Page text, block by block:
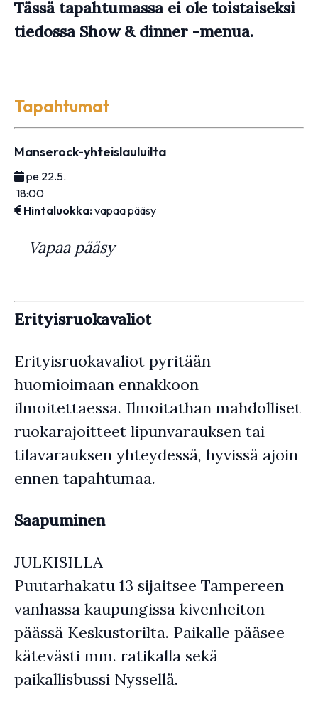
Tässä tapahtumassa ei ole toistaiseksi
tiedossa Show & dinner -menua.
Tapahtumat
Manserock-yhteislauluilta
pe 22.5.
18:00
Hintaluokka:vapaa pääsy
Vapaa pääsy
Erityisruokavaliot
Erityisruokavaliot pyritään
huomioimaan ennakkoon
ilmoitettaessa. Ilmoitathan mahdolliset
ruokarajoitteet lipunvarauksen tai
tilavarauksen yhteydessä, hyvissä ajoin
ennen tapahtumaa.
Saapuminen
JULKISILLA
Puutarhakatu 13 sijaitsee Tampereen
vanhassa kaupungissa kivenheiton
päässä Keskustorilta. Paikalle pääsee
kätevästi mm. ratikalla sekä
paikallisbussi Nyssellä.